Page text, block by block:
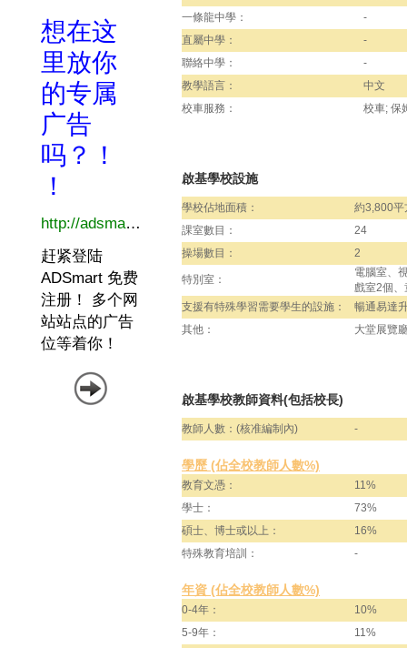
一條龍中學：
-
直屬中學：
-
聯絡中學：
-
教學語言：
中文
校車服務：
校車; 保
啟基學校設施
學校佔地面積：
約3,800平
課室數目：
24
操場數目：
2
特別室：
電腦室、
戲室2個、
支援有特殊學習需要學生的設施：
暢通易達
其他：
大堂展覽
啟基學校教師資料(包括校長)
教師人數：(核准編制內) -
學歷 (佔全校教師人數%)
教育文憑：
11%
學士：
73%
碩士、博士或以上：
16%
特殊教育培訓：
-
年資 (佔全校教師人數%)
0-4年：
10%
5-9年：
11%